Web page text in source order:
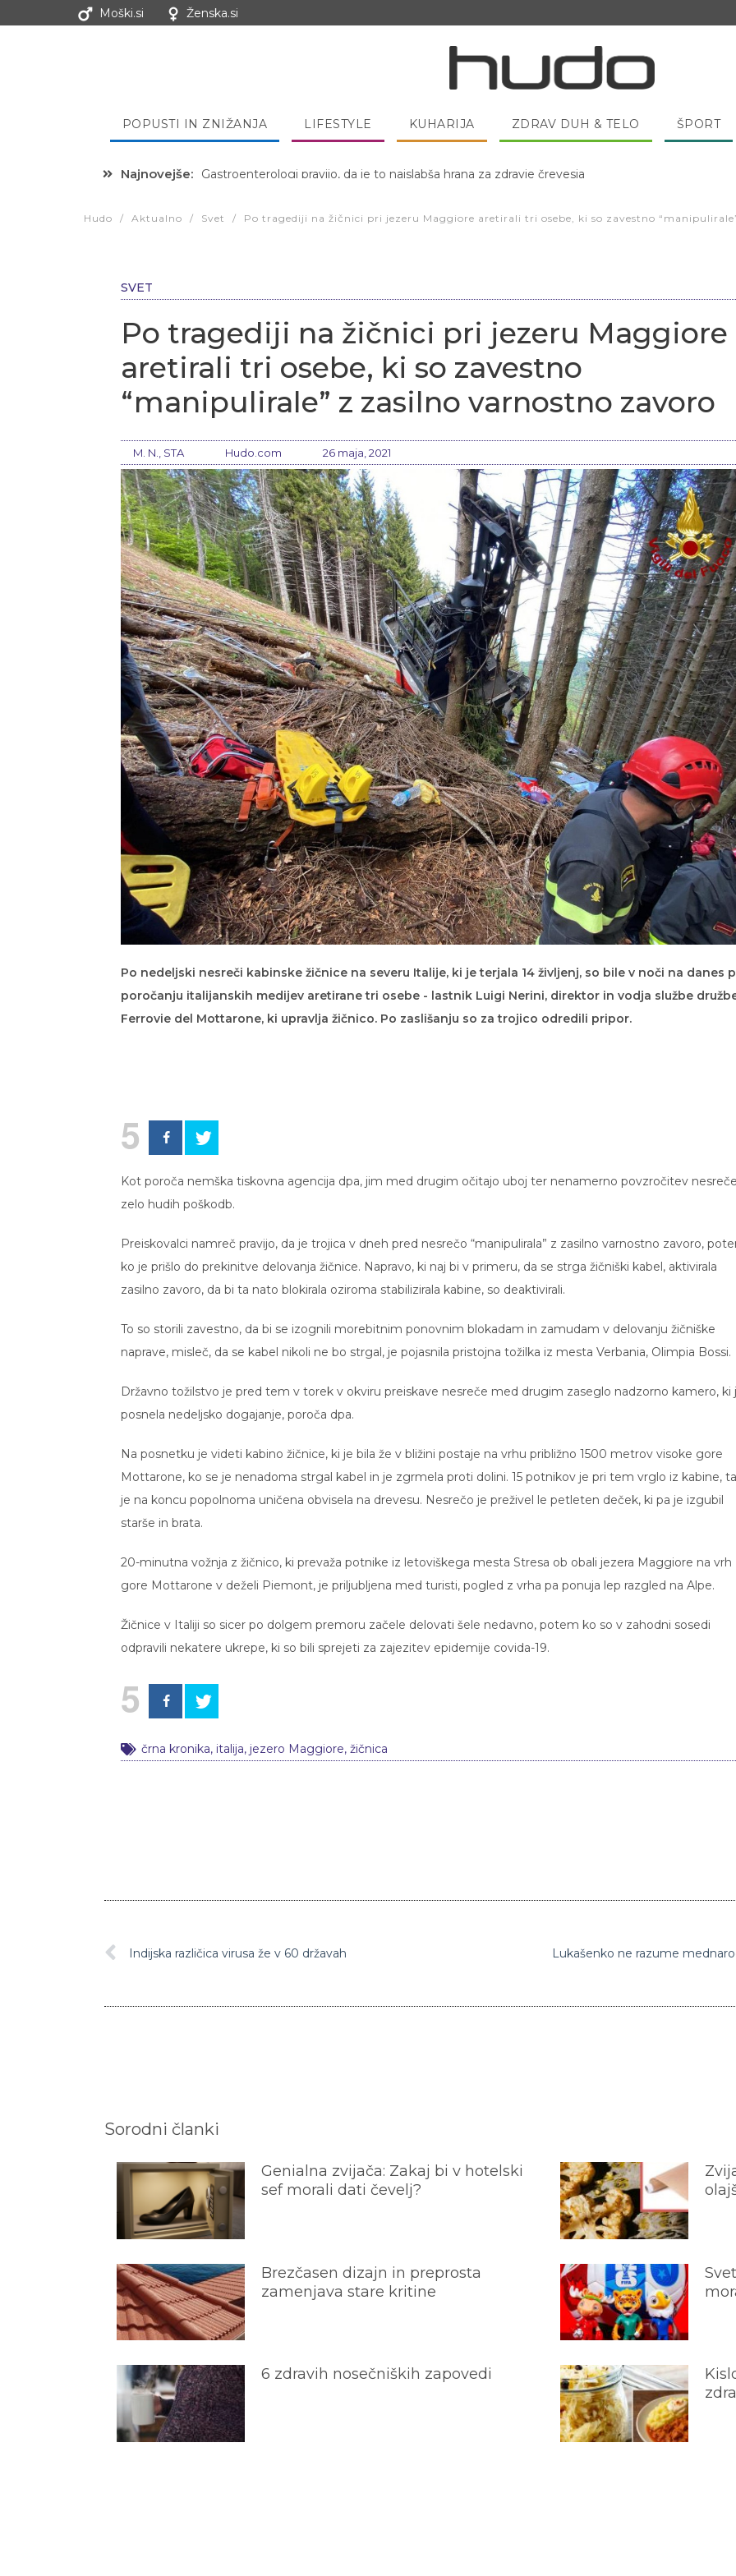
Moški.si Ženska.si
POPUSTI IN ZNIŽANJA LIFESTYLE KUHARIJA ZDRAV DUH & TELO ŠPORT
Najnovejše: Hibernacijska dieta: Zakaj je pred spanjem dobro pojesti žlico medu?
Hudo / Aktualno / Svet / Po tragediji na žičnici pri jezeru Maggiore aretirali tri osebe, ki so zavestno
SVET
Po tragediji na žičnici pri jezeru Maggiore
aretirali tri osebe, ki so zavestno
“manipulirale” z zasilno varnostno zavoro
M. N., STA Hudo.com 26 maja, 2021
Po nedeljski nesreči kabinske žičnice na severu Italije, ki je terjala 14 življenj, so bile v noči na danes
poročanju italijanskih medijev aretirane tri osebe - lastnik Luigi Nerini, direktor in vodja službe
Ferrovie del Mottarone, ki upravlja žičnico. Po zaslišanju so za trojico odredili pripor.
5
Kot poroča nemška tiskovna agencija dpa, jim med drugim očitajo uboj ter nenamerno povzročitev
zelo hudih poškodb.
Preiskovalci namreč pravijo, da je trojica v dneh pred nesrečo “manipulirala” z zasilno varnostno zavoro,
ko je prišlo do prekinitve delovanja žičnice. Napravo, ki naj bi v primeru, da se strga žičniški kabel, aktivirala
zasilno zavoro, da bi ta nato blokirala oziroma stabilizirala kabine, so deaktivirali.
To so storili zavestno, da bi se izognili morebitnim ponovnim blokadam in zamudam v delovanju žičniške
naprave, misleč, da se kabel nikoli ne bo strgal, je pojasnila pristojna tožilka iz mesta Verbania, Olimpia Bossi.
Državno tožilstvo je pred tem v torek v okviru preiskave nesreče med drugim zaseglo nadzorno kamero, ki
posnela nedeljsko dogajanje, poroča dpa.
Na posnetku je videti kabino žičnice, ki je bila že v bližini postaje na vrhu približno 1500 metrov visoke gore
Mottarone, ko se je nenadoma strgal kabel in je zgrmela proti dolini. 15 potnikov je pri tem vrglo iz kabine,
je na koncu popolnoma uničena obvisela na drevesu. Nesrečo je preživel le petleten deček, ki pa je izgubil
starše in brata.
20-minutna vožnja z žičnico, ki prevaža potnike iz letoviškega mesta Stresa ob obali jezera Maggiore na vrh
gore Mottarone v deželi Piemont, je priljubljena med turisti, pogled z vrha pa ponuja lep razgled na Alpe.
Žičnice v Italiji so sicer po dolgem premoru začele delovati šele nedavno, potem ko so v zahodni sosedi
odpravili nekatere ukrepe, ki so bili sprejeti za zajezitev epidemije covida-19.
5
črna kronika, italija, jezero Maggiore, žičnica
Indijska različica virusa že v 60 državah
Sorodni članki
Genialna zvijača: Zakaj bi v hotelski
sef morali dati čevelj?
Brezčasen dizajn in preprosta
zamenjava stare kritine
6 zdravih nosečniških zapovedi